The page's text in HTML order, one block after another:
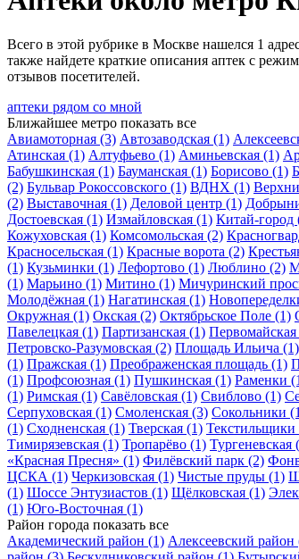
Всего в этой рубрике в Москве нашелся 1
также найдете краткие описания аптек с
отзывов посетителей.
аптеки рядом со мной
Ближайшее метро показать все
Авиамоторная (3) Автозаводская (1)
Атинская (1) Алтуфьево (1) Аминьевская (1)
Бабушкинская (1) Бауманская (1) Борисово (1)
(2) Бульвар Рокоссовского (1) ВДНХ (1)
(2) Выставочная (1) Деловой центр (1)
Достоевская (1) Измайловская (1) Китай-город
Кожуховская (1) Комсомольская (2)
Красносельская (1) Красные ворота (2)
(1) Кузьминки (1) Лефортово (1) Люблино (2)
(1) Марьино (1) Митино (1) Мичуринский
Молодёжная (1) Нагатинская (1)
Окружная (1) Окская (2) Октябрьское Поле (1)
Павелецкая (1) Партизанская (1) Первомайская
Петровско-Разумовская (2) Площадь Ильича (1)
(1) Пражская (1) Преображенская площадь (1)
(1) Профсоюзная (1) Пушкинская (1) Раменки
(1) Римская (1) Савёловская (1) Свиблово (1)
Серпуховская (1) Смоленская (3) Сокольники
(1) Сходненская (1) Тверская (1) Текстильщики
Тимирязевская (1) Тропарёво (1) Тургеневская
«Красная Пресня» (1) Филёвский парк (2)
ЦСКА (1) Черкизовская (1) Чистые пруды (1)
(1) Шоссе Энтузиастов (1) Щёлковская (1)
(1) Юго-Восточная (1)
Район города показать все
Академический район (1) Алексеевский район